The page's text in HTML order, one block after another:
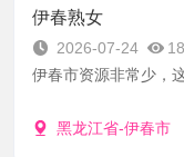
伊春熟女
2026-07-24
伊春市资源非常少，
黑龙江省-伊春市